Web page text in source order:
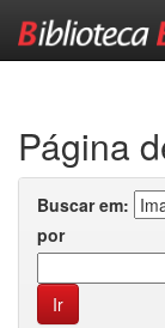
Página
Buscar em:
por